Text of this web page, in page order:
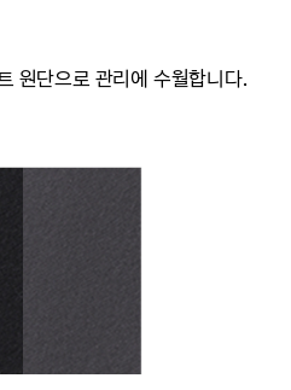
원단으로 관리에 수월합니다.